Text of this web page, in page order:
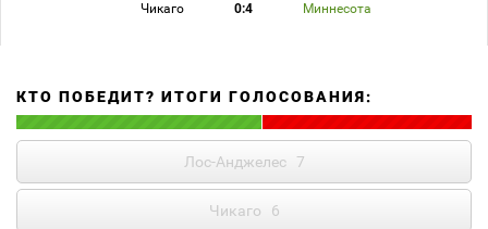
Чикаго 0:4 Миннесота
КТО ПОБЕДИТ? ИТОГИ ГОЛОСОВАНИЯ:
Лос-Анджелес 7
Чикаго 6